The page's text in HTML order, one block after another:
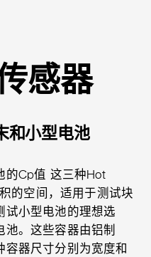
感器
和小型电池
的Cp值 这三种Hot
的空间，适用于测试块
试小型电池的理想选
。这些容器由铝制
容器尺寸分别为宽度和